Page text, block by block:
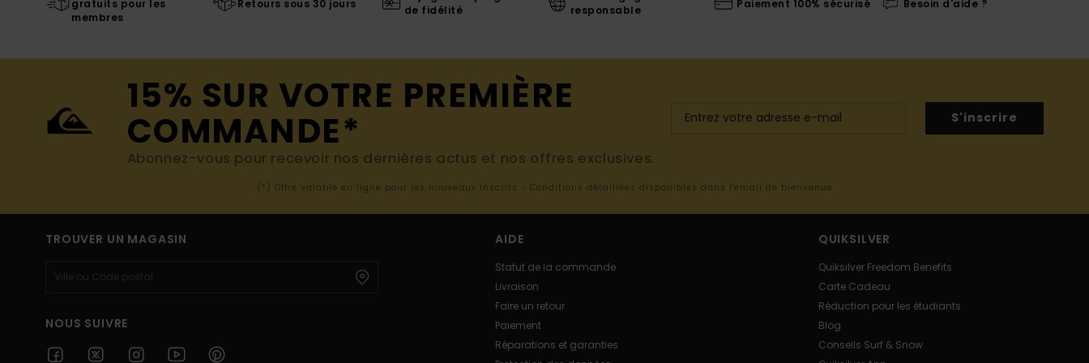
gratuits pour les
membres
Retours sous 30 jours
de fidélité
responsable
Paiement 100% sécurisé Besoin d'aide ?
15% SUR VOTRE PREMIÈRE
COMMANDE*
Abonnez-vous pour recevoir nos dernières actus et nos offres exclusives.
S'inscrire
(*) Offre valable en ligne pour les nouveaux inscrits - Conditions détaillées disponibles dans l'email de bienvenue
TROUVER UN MAGASIN
NOUS SUIVRE
AIDE
Statut de la commande
Livraison
Faire un retour
Paiement
Réparations et garanties
QUIKSILVER
Quiksilver Freedom Benefits
Carte Cadeau
Réduction pour les étudiants
Blog
Conseils Surf & Snow